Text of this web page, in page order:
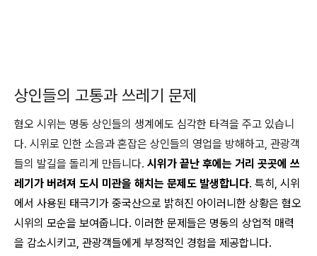
상인들의 고통과 쓰레기 문제
혐오 시위는 명동 상인들의 생계에도 심각한 타격을 주고 있습니
다. 시위로 인한 소음과 혼잡은 상인들의 영업을 방해하고, 관광객
들의 발길을 돌리게 만듭니다. 시위가 끝난 후에는 거리 곳곳에 쓰
레기가 버려져 도시 미관을 해치는 문제도 발생합니다. 특히, 시위
에서 사용된 태극기가 중국산으로 밝혀진 아이러니한 상황은 혐오
시위의 모순을 보여줍니다. 이러한 문제들은 명동의 상업적 매력
을 감소시키고, 관광객들에게 부정적인 경험을 제공합니다.